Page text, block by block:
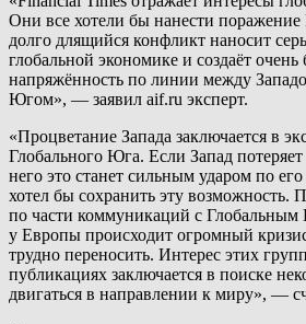
Они все хотели бы нанести поражение
долго длящийся конфликт наносит
глобальной экономике и создаёт
напряжённость по линии между
Югом», — заявил aif.ru эксперт.
«Процветание Запада заключается в
Глобального Юга. Если Запад
него это станет сильным ударом по
хотел бы сохранить эту
по части коммуникаций с
у Европы происходит огромный
трудно переносить. Интерес этих
публикациях заключается в поиске
двигаться в направлении к миру», —